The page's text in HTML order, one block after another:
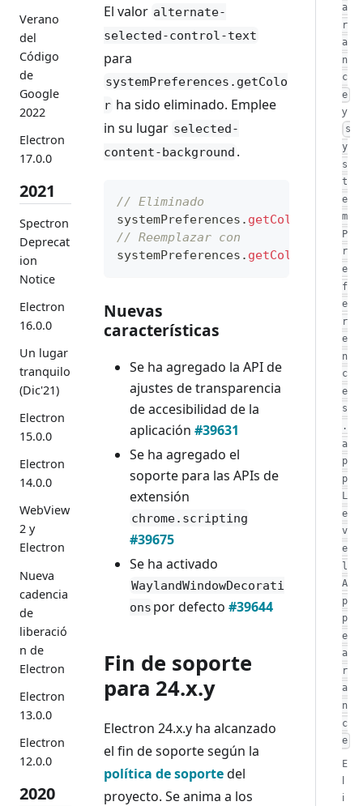
Verano
del
Código
de
Google
2022
Electron
17.0.0
2021
Spectron
Deprecat
ion
Notice
Electron
16.0.0
Un lugar
tranquilo
(Dic'21)
Electron
15.0.0
Electron
14.0.0
WebView
2 y
Electron
Nueva
cadencia
de
liberació
n de
Electron
Electron
13.0.0
Electron
12.0.0
2020
El valor alternate-
selected-control-text
para
systemPreferences.getColo
r ha sido eliminado. Emplee
in su lugar selected-
content-background .
// Eliminado
systemPreferences . getColor
// Reemplazar con
systemPreferences . getColor
Nuevas
características
Se ha agregado la API de
ajustes de transparencia
de accesibilidad de la
aplicación #39631
Se ha agregado el
soporte para las APIs de
extensión
chrome.scripting
#39675
Se ha activado
WaylandWindowDecorati
ons por defecto #39644
Fin de soporte
para 24.x.y
Electron 24.x.y ha alcanzado
el fin de soporte según la
política de soportedel
proyecto. Se anima a los
a
r
a
n
c
e
y
s
y
s
t
e
m
P
r
e
f
e
r
e
n
c
e
s
.
a
p
p
L
e
v
e
l
A
p
p
e
a
r
a
n
c
e
E
l
i